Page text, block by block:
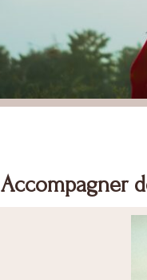
Accompagner